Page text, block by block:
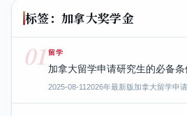
标签：加拿大奖学金
01 留学
加拿大留学申请研究生的必备
2025-08-112026年最新版加拿大留学申